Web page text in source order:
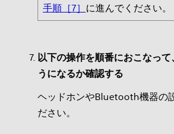
手順［7］ に進んでください。
以下の操作を順番におこなって
うになるか確認する
ヘッドホンやBluetooth機器の
ださい。